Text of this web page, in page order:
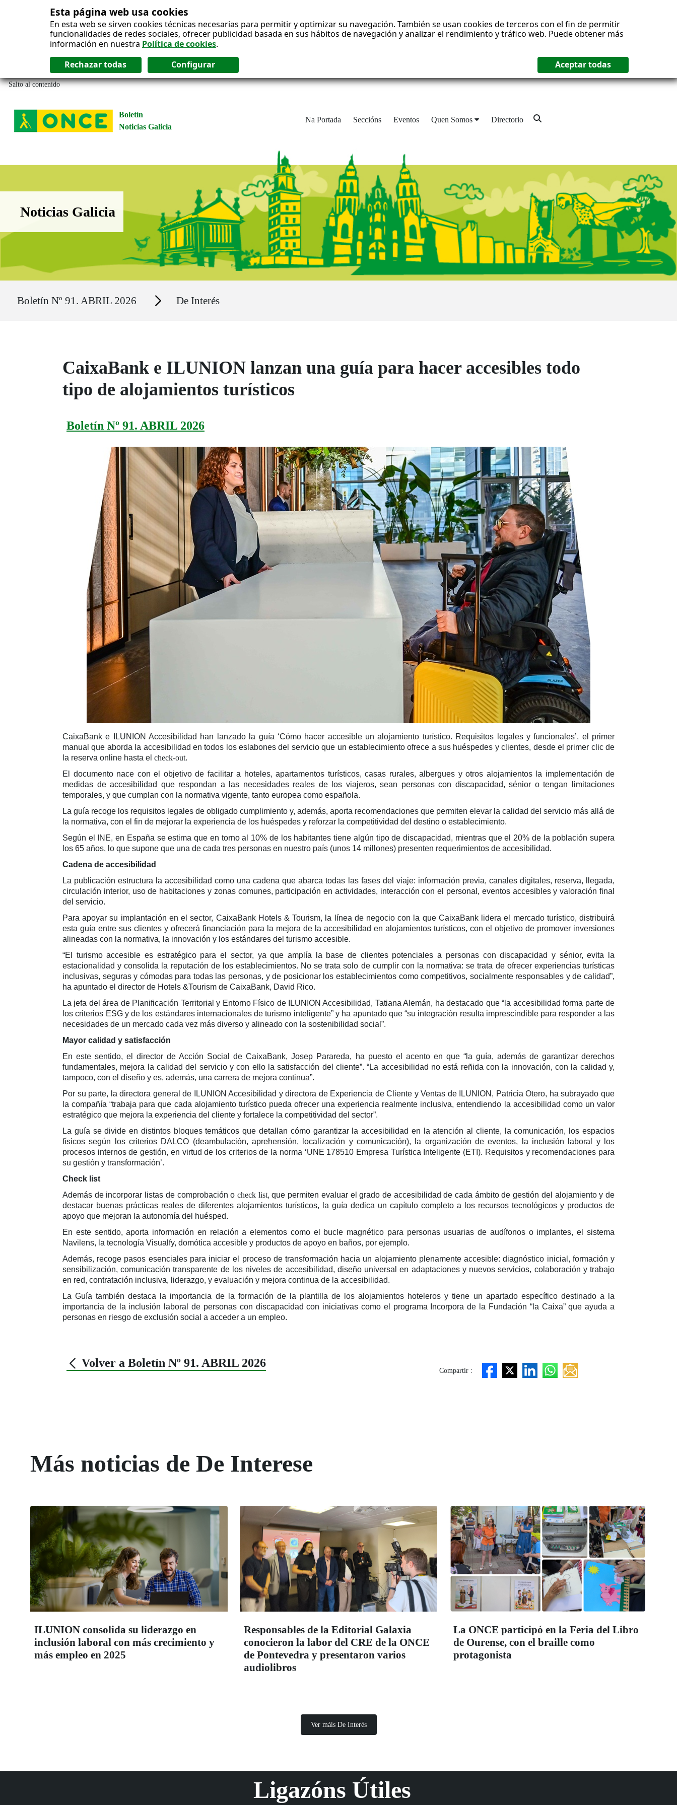
Esta página web usa cookies
En esta web se sirven cookies técnicas necesarias para permitir y optimizar su navegación. También se usan cookies de terceros con el fin de permitir
funcionalidades de redes sociales, ofrecer publicidad basada en sus hábitos de navegación y analizar el rendimiento y tráfico web. Puede obtener más
información en nuestra Política de cookies.
Salto al contenido
Boletín
Noticias Galicia
Na Portada Seccións Eventos Quen Somos Directorio
Boletín Noticias Galicia
Noticias Galicia
Boletín Nº 91. ABRIL 2026 Secciones De Interés
CaixaBank e ILUNION lanzan una guía para hacer accesibles todo
tipo de alojamientos turísticos
Boletín Nº 91. ABRIL 2026
CaixaBank e ILUNION Accesibilidad han lanzado la guía ‘Cómo hacer accesible un alojamiento turístico. Requisitos legales y funcionales’, el primer
manual que aborda la accesibilidad en todos los eslabones del servicio que un establecimiento ofrece a sus huéspedes y clientes, desde el primer clic de
la reserva online hasta el check-out.
El documento nace con el objetivo de facilitar a hoteles, apartamentos turísticos, casas rurales, albergues y otros alojamientos la implementación de
medidas de accesibilidad que respondan a las necesidades reales de los viajeros, sean personas con discapacidad, sénior o tengan limitaciones
temporales, y que cumplan con la normativa vigente, tanto europea como española.
La guía recoge los requisitos legales de obligado cumplimiento y, además, aporta recomendaciones que permiten elevar la calidad del servicio más allá de
la normativa, con el fin de mejorar la experiencia de los huéspedes y reforzar la competitividad del destino o establecimiento.
Según el INE, en España se estima que en torno al 10% de los habitantes tiene algún tipo de discapacidad, mientras que el 20% de la población supera
los 65 años, lo que supone que una de cada tres personas en nuestro país (unos 14 millones) presenten requerimientos de accesibilidad.
Cadena de accesibilidad
La publicación estructura la accesibilidad como una cadena que abarca todas las fases del viaje: información previa, canales digitales, reserva, llegada,
circulación interior, uso de habitaciones y zonas comunes, participación en actividades, interacción con el personal, eventos accesibles y valoración final
del servicio.
Para apoyar su implantación en el sector, CaixaBank Hotels & Tourism, la línea de negocio con la que CaixaBank lidera el mercado turístico, distribuirá
esta guía entre sus clientes y ofrecerá financiación para la mejora de la accesibilidad en alojamientos turísticos, con el objetivo de promover inversiones
alineadas con la normativa, la innovación y los estándares del turismo accesible.
“El turismo accesible es estratégico para el sector, ya que amplía la base de clientes potenciales a personas con discapacidad y sénior, evita la
estacionalidad y consolida la reputación de los establecimientos. No se trata solo de cumplir con la normativa: se trata de ofrecer experiencias turísticas
inclusivas, seguras y cómodas para todas las personas, y de posicionar los establecimientos como competitivos, socialmente responsables y de calidad”,
ha apuntado el director de Hotels &Tourism de CaixaBank, David Rico.
La jefa del área de Planificación Territorial y Entorno Físico de ILUNION Accesibilidad, Tatiana Alemán, ha destacado que “la accesibilidad forma parte de
los criterios ESG y de los estándares internacionales de turismo inteligente” y ha apuntado que “su integración resulta imprescindible para responder a las
necesidades de un mercado cada vez más diverso y alineado con la sostenibilidad social”.
Mayor calidad y satisfacción
En este sentido, el director de Acción Social de CaixaBank, Josep Parareda, ha puesto el acento en que “la guía, además de garantizar derechos
fundamentales, mejora la calidad del servicio y con ello la satisfacción del cliente”. “La accesibilidad no está reñida con la innovación, con la calidad y,
tampoco, con el diseño y es, además, una carrera de mejora continua”.
Por su parte, la directora general de ILUNION Accesibilidad y directora de Experiencia de Cliente y Ventas de ILUNION, Patricia Otero, ha subrayado que
la compañía “trabaja para que cada alojamiento turístico pueda ofrecer una experiencia realmente inclusiva, entendiendo la accesibilidad como un valor
estratégico que mejora la experiencia del cliente y fortalece la competitividad del sector”.
La guía se divide en distintos bloques temáticos que detallan cómo garantizar la accesibilidad en la atención al cliente, la comunicación, los espacios
físicos según los criterios DALCO (deambulación, aprehensión, localización y comunicación), la organización de eventos, la inclusión laboral y los
procesos internos de gestión, en virtud de los criterios de la norma ‘UNE 178510 Empresa Turística Inteligente (ETI). Requisitos y recomendaciones para
su gestión y transformación’.
Check list
Además de incorporar listas de comprobación o check list, que permiten evaluar el grado de accesibilidad de cada ámbito de gestión del alojamiento y de
destacar buenas prácticas reales de diferentes alojamientos turísticos, la guía dedica un capítulo completo a los recursos tecnológicos y productos de
apoyo que mejoran la autonomía del huésped.
En este sentido, aporta información en relación a elementos como el bucle magnético para personas usuarias de audífonos o implantes, el sistema
Navilens, la tecnología Visualfy, domótica accesible y productos de apoyo en baños, por ejemplo.
Además, recoge pasos esenciales para iniciar el proceso de transformación hacia un alojamiento plenamente accesible: diagnóstico inicial, formación y
sensibilización, comunicación transparente de los niveles de accesibilidad, diseño universal en adaptaciones y nuevos servicios, colaboración y trabajo
en red, contratación inclusiva, liderazgo, y evaluación y mejora continua de la accesibilidad.
La Guía también destaca la importancia de la formación de la plantilla de los alojamientos hoteleros y tiene un apartado específico destinado a la
importancia de la inclusión laboral de personas con discapacidad con iniciativas como el programa Incorpora de la Fundación “la Caixa” que ayuda a
personas en riesgo de exclusión social a acceder a un empleo.
Volver a Boletín Nº 91. ABRIL 2026
Compartir :
Más noticias de De Interese
ILUNION consolida su liderazgo en
inclusión laboral con más crecimiento y
más empleo en 2025
Responsables de la Editorial Galaxia
conocieron la labor del CRE de la ONCE
de Pontevedra y presentaron varios
audiolibros
La ONCE participó en la Feria del Libro
de Ourense, con el braille como
protagonista
Ver máis De Interés
Ligazóns Útiles